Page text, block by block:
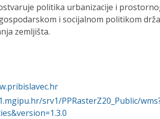
politika urbanizacije i
i socijalnom politikom
zemljišta.
srv1/PPRasterZ20_Public/